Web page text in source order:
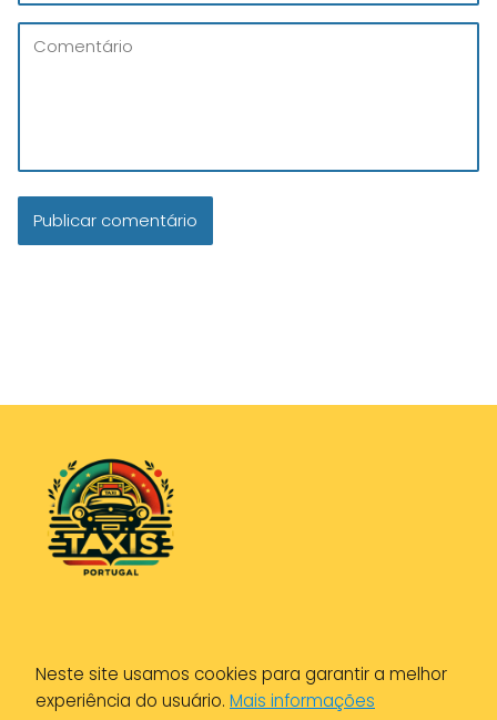
Política de Privacidade
Política de Cookies
Neste site usamos cookies para garantir a melhor
experiência do usuário. Mais informações